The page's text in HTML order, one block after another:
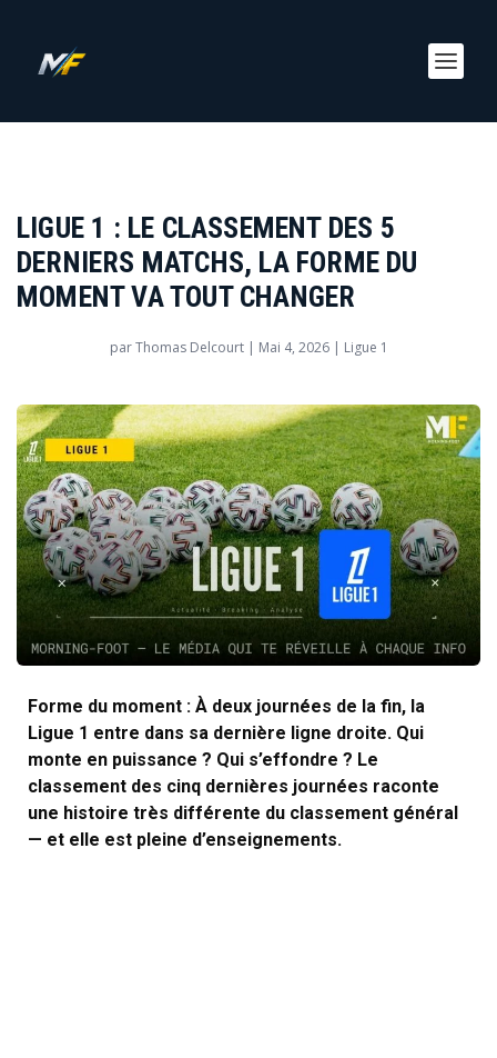
LIGUE 1 : LE CLASSEMENT DES 5
DERNIERS MATCHS, LA FORME DU
MOMENT VA TOUT CHANGER
parThomas Delcourt| Mai 4, 2026| Ligue 1
Forme du moment : À deux journées de la fin, la
Ligue 1 entre dans sa dernière ligne droite. Qui
monte en puissance ? Qui s’effondre ? Le
classement des cinq dernières journées raconte
une histoire très différente du classement général
— et elle est pleine d’enseignements.